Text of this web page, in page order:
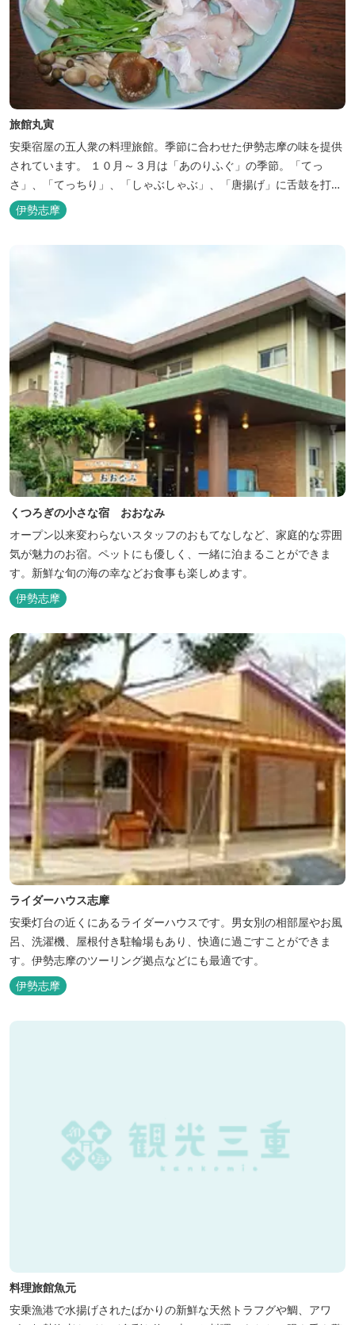
旅館丸寅
安乗宿屋の五人衆の料理旅館。季節に合わせた伊勢志摩の味を提供
されています。 １０月～３月は「あのりふぐ」の季節。「てっ
さ」、「てっちり」、「しゃぶしゃぶ」、「唐揚げ」に舌鼓を打っ
ていただけます。その他、クエマス、伊勢エビ料理もあり。
伊勢志摩
くつろぎの小さな宿 おおなみ
オープン以来変わらないスタッフのおもてなしなど、家庭的な雰囲
気が魅力のお宿。ペットにも優しく、一緒に泊まることができま
す。新鮮な旬の海の幸などお食事も楽しめます。
伊勢志摩
ライダーハウス志摩
安乗灯台の近くにあるライダーハウスです。男女別の相部屋やお風
呂、洗濯機、屋根付き駐輪場もあり、快適に過ごすことができま
す。伊勢志摩のツーリング拠点などにも最適です。
伊勢志摩
料理旅館魚元
安乗漁港で水揚げされたばかりの新鮮な天然トラフグや鯛、アワ